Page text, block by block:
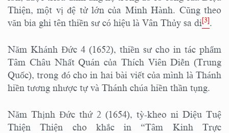
Thiện, một vị đệ tử lớn của Minh Hành. Cũng theo
văn bia ghi tên thiền sư có hiệu là Vân Thủy sa di [3] .
Năm Khánh Đức 4 (1652), thiền sư cho in tác phẩm
Tâm Châu Nhất Quán của Thích Viên Diễn (Trung
Quốc), trong đó cho in hai bài viết của mình là Thánh
hiền tương nhược tự và Thánh chúa hiền thần tụng.
Năm Thịnh Đức thứ 2 (1654), tỳ-kheo ni Diệu Tuệ
Thiện Thiện cho khắc in “Tâm Kinh Trực